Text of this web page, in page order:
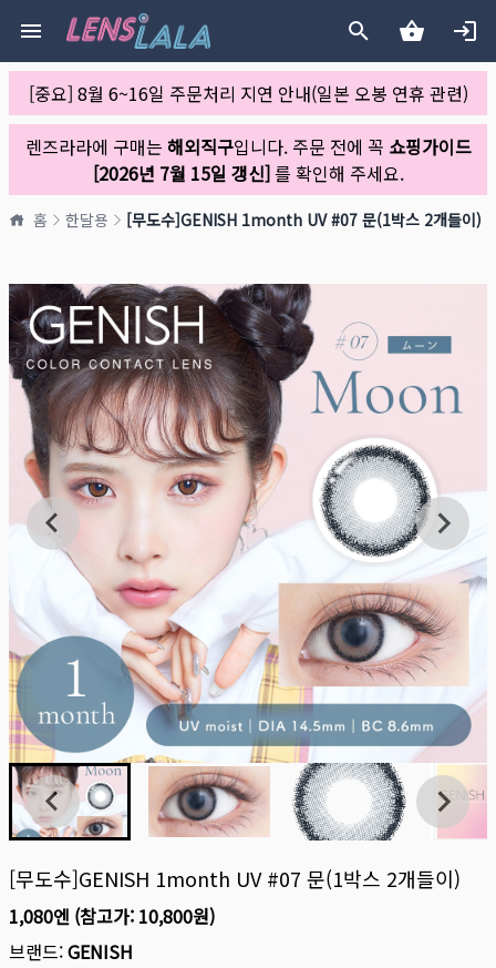
[중요] 8월 6~16일 주문처리 지연 안내(일본 오봉 연휴 관련)
렌즈라라에 구매는 해외직구입니다. 주문 전에 꼭 쇼핑가이드
[2026년 7월 15일 갱신]를 확인해 주세요.
홈 한달용 [무도수]GENISH 1month UV #07 문(1박스 2개들이)
[무도수]GENISH 1month UV #07 문(1박스 2개들이)
1,080엔 (참고가: 10,800원)
브랜드:GENISH